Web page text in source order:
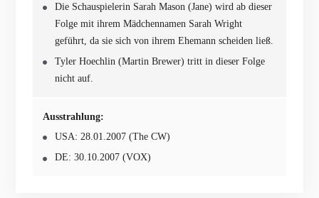
Die Schauspielerin Sarah Mason (Jane) wird ab dieser
Folge mit ihrem Mädchennamen Sarah Wright
geführt, da sie sich von ihrem Ehemann scheiden ließ.
Tyler Hoechlin (Martin Brewer) tritt in dieser Folge
nicht auf.
Ausstrahlung:
USA: 28.01.2007 (The CW)
DE: 30.10.2007 (VOX)